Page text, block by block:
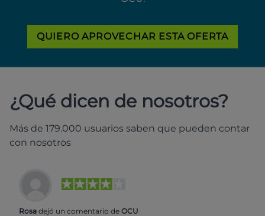
QUIERO APROVECHAR ESTA OFERTA
¿Qué dicen de nosotros?
Más de 179.000 usuarios saben que pueden contar
con nosotros
Rosa dejó un comentario de OCU